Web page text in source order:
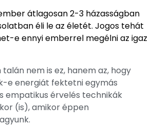
átlagosan 2-3 házasságban
éli le az életét. Jogos tehát
e ennyi emberrel megélni az igaz
nem is ez, hanem az, hogy
e energiát fektetni egymás
empatikus érvelés technikák
(is), amikor éppen